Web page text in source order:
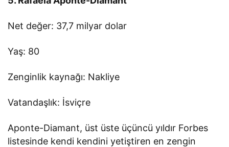
Net değer: 37,7 milyar dolar
Yaş: 80
Zenginlik kaynağı: Nakliye
Vatandaşlık: İsviçre
Aponte-Diamant, üst üste üçüncü yıldır Forbes
listesinde kendi kendini yetiştiren en zengin